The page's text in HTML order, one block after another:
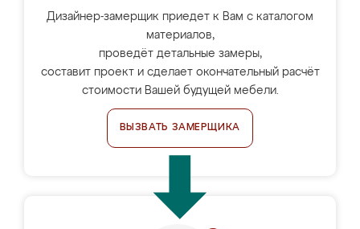
Дизайнер-замерщик приедет к Вам с каталогом
материалов,
проведёт детальные замеры,
составит проект и сделает окончательный расчёт
стоимости Вашей будущей мебели.
ВЫЗВАТЬ ЗАМЕРЩИКА